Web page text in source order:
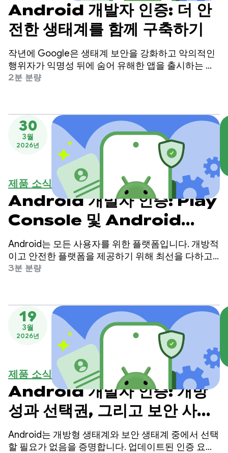
Android 개발자 인증: 더 안
전한 생태계를 함께 구축하기
작년에 Google은 생태계 보안을 강화하고 악의적인
행위자가 익명성 뒤에 숨어 유해한 앱을 출시하는 것
을 막기 위해 Android 개발자 인증을 도입했습니다.
2분 분량
30
3월
2026년
제품 소식
Android 개발자 인증: Play
Console 및 Android
Developer Console의 모
든 개발자에게 출시
Android는 모든 사용자를 위한 플랫폼입니다. 개방적
이고 안전한 플랫폼을 제공하기 위해 최선을 다하고
있습니다. 사용자는 앱을 다운로드하는 출처와 관계
3분 분량
19
3월
2026년
제품 소식
Android 개발자 인증: 개방
성과 선택권, 그리고 보안 사이
의 균형
Android는 개방형 생태계와 보안 생태계 중에서 선택
할 필요가 없음을 증명합니다. 업데이트된 인증 요구